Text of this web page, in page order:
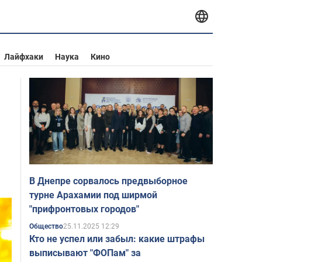
Лайфхаки Наука Кино
В Днепре сорвалось предвыборное
турне Арахамии под ширмой
"прифронтовых городов"
Общество25.11.2025 12:29
Кто не успел или забыл: какие штрафы
выписывают "ФОПам" за